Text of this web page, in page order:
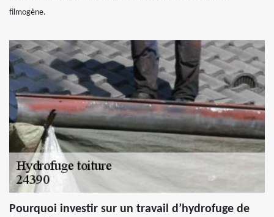
filmogène.
Pourquoi investir sur un travail d’hydrofuge de